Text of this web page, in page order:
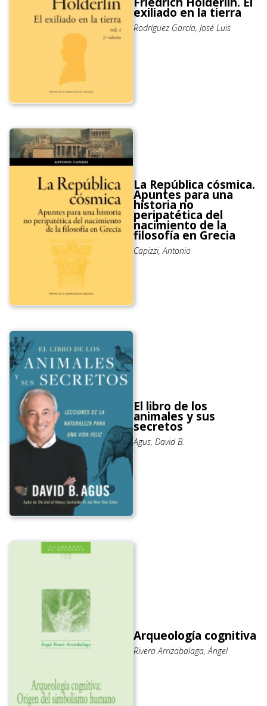
exiliado en la tierra
Rodríguez García, José Luis
La República cósmica.
Apuntes para una
historia no
peripatética del
nacimiento de la
filosofía en Grecia
Capizzi, Antonio
El libro de los
animales y sus
secretos
Agus, David B.
Arqueología cognitiva
Rivera Arrizabalaga, Ángel